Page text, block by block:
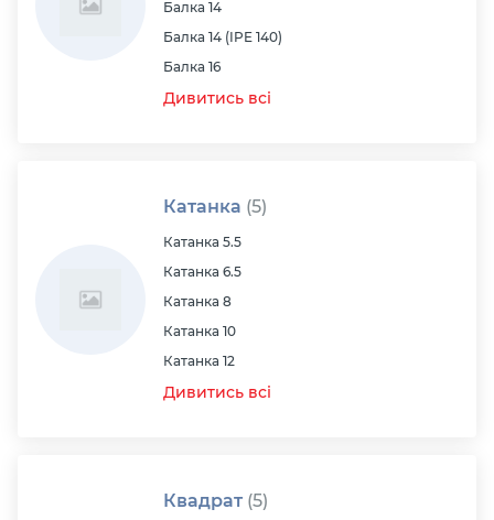
Балка 14
Балка 14 (IPE 140)
Балка 16
Дивитись всі
Катанка (5)
Катанка 5.5
Катанка 6.5
Катанка 8
Катанка 10
Катанка 12
Дивитись всі
Квадрат (5)